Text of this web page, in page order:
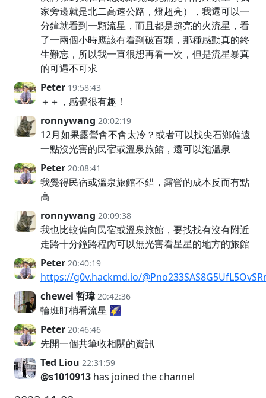
家旁邊就是北二高速公路，燈超亮），我還可以一
分鐘就看到一顆流星，而且都是超亮的火流星，看
了一兩個小時應該有看到破百顆，那種感動真的終
生難忘，所以我一直很想再看一次，但是流星暴真
的可遇不可求
Peter 19:58:43
＋＋，感覺很有趣！
ronnywang 20:02:19
12月如果露營會不會太冷？或者可以找尖石鄉偏遠
一點沒光害的民宿或溫泉旅館，還可以泡溫泉
Peter 20:08:41
我覺得民宿或溫泉旅館不錯，露營的成本反而有點
高
ronnywang 20:09:38
我也比較偏向民宿或溫泉旅館，要找找有沒有附近
走路十分鐘路程內可以無光害看星星的地方的旅館
Peter 20:40:19
https://g0v.hackmd.io/
chewei 哲瑋 20:42:36
輪班盯梢看流星 🌠
Peter 20:46:46
先開一個共筆收相關的資訊
Ted Liou 22:31:59
@s1010913 has joined the channel